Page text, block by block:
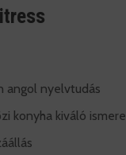
angol nyelvtudás
konyha kiváló